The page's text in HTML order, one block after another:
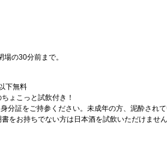
の30分前まで。
下無料
ょこっと試飲付き！
分証をご持参ください。未成年の方、泥酔され
をお持ちでない方は日本酒を試飲いただけません